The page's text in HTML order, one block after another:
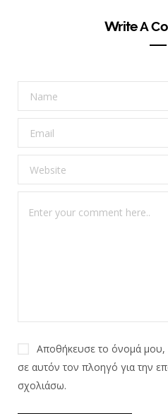
Write A
Αποθήκευσε το όνομά μου,
σε αυτόν τον πλοηγό για την
σχολιάσω.